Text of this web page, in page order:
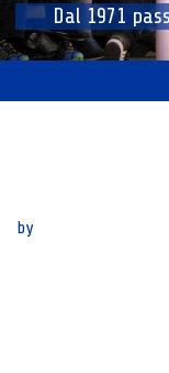
Dal 1971
by